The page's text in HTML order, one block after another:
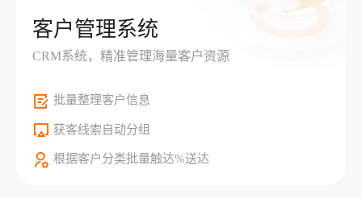
客户管理系统
CRM系统，精准管理海量客户资源
批量整理客户信息
获客线索自动分组
根据客户分类批量触达%送达